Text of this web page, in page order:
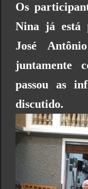
Os
Nina já está
José
juntamente
passou as
discutido.